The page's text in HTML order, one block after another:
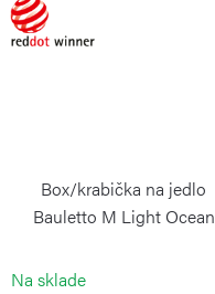
Box/krabička na jedlo
Bauletto M Light Ocean
Na sklade